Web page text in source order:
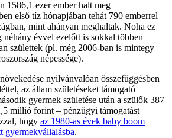
1586,1 ezer ember halt meg
első tíz hónapjában tehát 790 emberrel
mint ahányan meghaltak. Noha ez
néhány évvel ezelőtt is sokkal többen
születtek (pl. még 2006-ban is mintegy
népessége).
nyilvánvalóan összefüggésben
az állam születéseket támogató
gyermek születése után a szülők 387
millió forint – pénzügyi támogatást
hogy az 1980-as évek baby boom
gyermekvállalásba.